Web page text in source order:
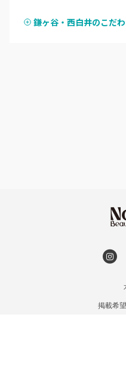
ハンドスカルプ
鎌ヶ谷・西白井のこだ
掲載希